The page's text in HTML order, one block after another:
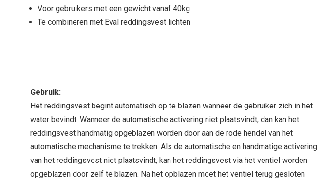
Voor gebruikers met een gewicht vanaf 40kg
Te combineren met Eval reddingsvest lichten
Gebruik:
Het reddingsvest begint automatisch op te blazen wanneer de gebruiker zich in het
water bevindt. Wanneer de automatische activering niet plaatsvindt, dan kan het
reddingsvest handmatig opgeblazen worden door aan de rode hendel van het
automatische mechanisme te trekken. Als de automatische en handmatige activering
van het reddingsvest niet plaatsvindt, kan het reddingsvest via het ventiel worden
opgeblazen door zelf te blazen. Na het opblazen moet het ventiel terug gesloten